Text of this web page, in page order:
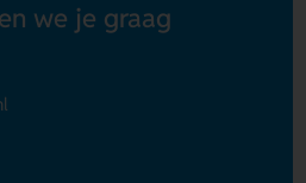
we je graag